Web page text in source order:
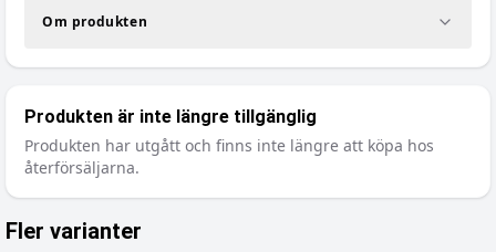
Om produkten
Produkten är inte längre tillgänglig
Produkten har utgått och finns inte längre att köpa hos
återförsäljarna.
Fler varianter